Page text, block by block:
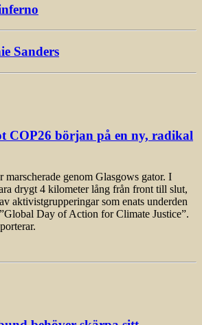
Sanders
COP26 början på en ny, radikal
marscherade genom Glasgows gator. I
drygt 4 kilometer lång från front till slut,
aktivistgrupperingar som enats underden
Day of Action for Climate Justice”.